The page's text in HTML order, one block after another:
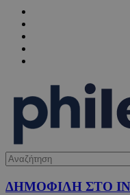
ΔΗΜΟΦΙΛΗ ΣΤΟ